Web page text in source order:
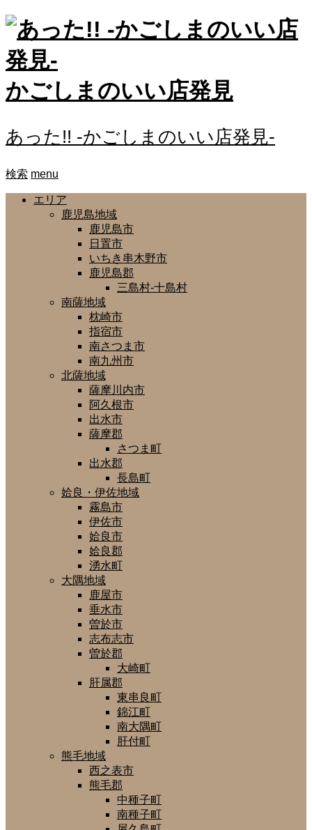
かごしまのいい店発見
あった!! -かごしまのいい店発見-
検索 menu
エリア
鹿児島地域
鹿児島市
日置市
いちき串木野市
鹿児島郡
三島村-十島村
南薩地域
枕崎市
指宿市
南さつま市
南九州市
北薩地域
薩摩川内市
阿久根市
出水市
薩摩郡
さつま町
出水郡
長島町
姶良・伊佐地域
霧島市
伊佐市
姶良市
姶良郡
湧水町
大隅地域
鹿屋市
垂水市
曽於市
志布志市
曽於郡
大崎町
肝属郡
東串良町
錦江町
南大隅町
肝付町
熊毛地域
西之表市
熊毛郡
中種子町
南種子町